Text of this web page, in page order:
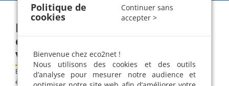
Désencombrez : 21 choses à
éliminer tout de suite de chez
vous
Blog >Communication du mois>Désencombrez : 21 choses à
éliminer tout de suite de chez vous
Politique de
cookies
Continuer sans
accepter >
Bienvenue chez eco2net !
Nous utilisons des cookies et des outils
d’analyse pour mesurer notre audience et